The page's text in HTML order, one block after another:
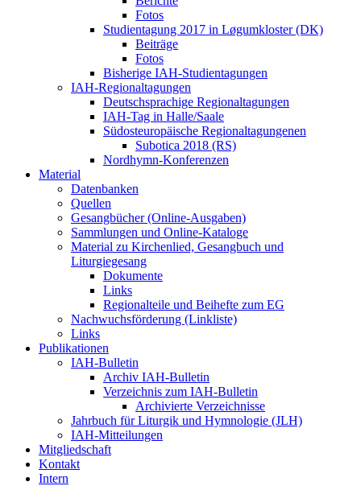
Fotos
Studientagung 2017 in Løgumkloster (DK)
Beiträge
Fotos
Bisherige IAH-Studientagungen
IAH-Regionaltagungen
Deutschsprachige Regionaltagungen
IAH-Tag in Halle/Saale
Südosteuropäische Regionaltagungenen
Subotica 2018 (RS)
Nordhymn-Konferenzen
Material
Datenbanken
Quellen
Gesangbücher (Online-Ausgaben)
Sammlungen und Online-Kataloge
Material zu Kirchenlied, Gesangbuch und
Liturgiegesang
Dokumente
Links
Regionalteile und Beihefte zum EG
Nachwuchsförderung (Linkliste)
Links
Publikationen
IAH-Bulletin
Archiv IAH-Bulletin
Verzeichnis zum IAH-Bulletin
Archivierte Verzeichnisse
Jahrbuch für Liturgik und Hymnologie (JLH)
IAH-Mitteilungen
Mitgliedschaft
Kontakt
Intern